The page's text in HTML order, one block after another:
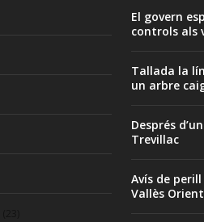
El govern
controls als
Tallada la
un arbre
Després
Trevillac
Avís de
Vallès